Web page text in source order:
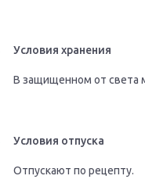
Условия хранения
В защищенном от света
Условия отпуска
Отпускают по рецепту.